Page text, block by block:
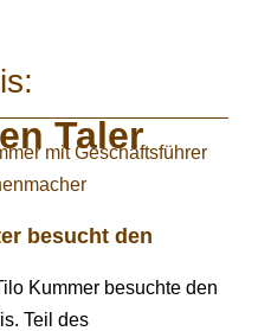
Taler
besucht den
Kummer besuchte den
Teil des